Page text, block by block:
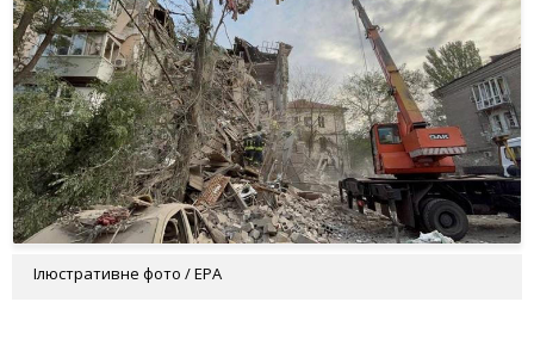
Ілюстративне фото / EPA